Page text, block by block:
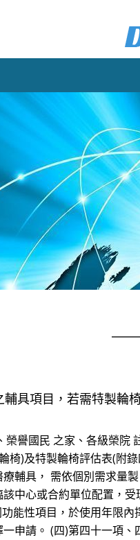
具項目，若需特製輪
榮譽國民 之家、各級榮
椅)及特製輪椅評估表(附
輔具， 需依個別需求量
中心或合約單位配置，
能性項目，於使用年限
申請。 (四)第四十一項